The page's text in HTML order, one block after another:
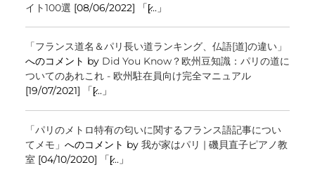
イト100選 [08/06/2022] 「[̷...」
「フランス道名＆パリ長い道ランキング、仏語[道]の違い」
へのコメント by Did You Know？欧州豆知識：パリの道に
ついてのあれこれ - 欧州駐在員向け完全マニュアル
[19/07/2021] 「[̷...」
「パリのメトロ特有の匂いに関するフランス語記事につい
てメモ」 へのコメント by 我が家はパリ | 磯貝直子ピアノ教
室 [04/10/2020] 「[̷...」